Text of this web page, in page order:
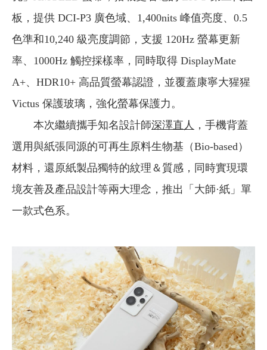
板，提供 DCI-P3 廣色域、1,400nits 峰值亮度、0.5
色準和10,240 級亮度調節，支援 120Hz 螢幕更新
率、1000Hz 觸控採樣率，同時取得 DisplayMate
A+、HDR10+ 高品質螢幕認證，並覆蓋康寧大猩猩
Victus 保護玻璃，強化螢幕保護力。
本次繼續攜手知名設計師深澤直人 ，手機背蓋
選用與紙張同源的可再生原料生物基（Bio-based）
材料，還原紙製品獨特的紋理＆質感，同時實現環
境友善及產品設計等兩大理念，推出「大師·紙」單
一款式色系。